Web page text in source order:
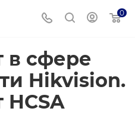
0
в сфере
Hikvision.